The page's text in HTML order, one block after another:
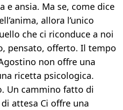
e ansia. Ma se, come dice
allora l’unico
che ci riconduce a noi
pensato, offerto. Il tempo
non offre una
ricetta psicologica.
Un cammino fatto di
attesa Ci offre una